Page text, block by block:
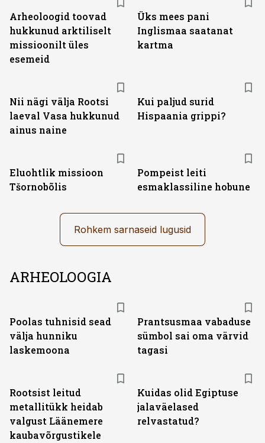
Arheoloogid toovad
hukkunud arktiliselt
missioonilt üles
esemeid
Üks mees pani
Inglismaa saatanat
kartma
Nii nägi välja Rootsi
laeval Vasa hukkunud
ainus naine
Kui paljud surid
Hispaania grippi?
Eluohtlik missioon
Tšornobõlis
Pompeist leiti
esmaklassiline hobune
Rohkem sarnaseid lugusid
ARHEOLOOGIA
Poolas tuhnisid sead
välja hunniku
laskemoona
Prantsusmaa vabaduse
sümbol sai oma värvid
tagasi
Rootsist leitud
metallitükk heidab
valgust Läänemere
kaubavõrgustikele
Kuidas olid Egiptuse
jalaväelased
relvastatud?